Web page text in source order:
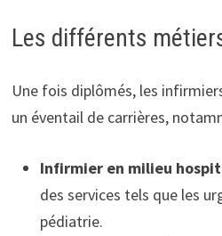
Les différents
Une fois diplômés, les
un éventail de carrières,
Infirmier en milieu
des services tels que les
pédiatrie.